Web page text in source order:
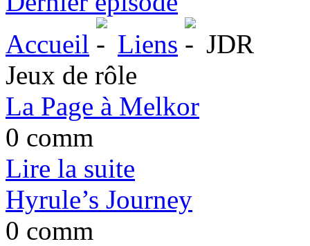
Accueil
Liens
JDR
Jeux de rôle
La Page à Melkor
0 comm
Lire la suite
Hyrule’s Journey
0 comm